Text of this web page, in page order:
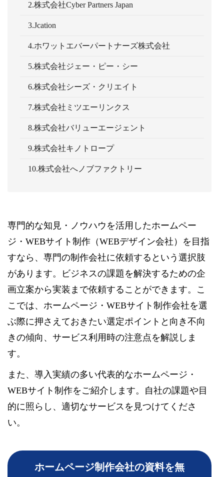
2.株式会社Cyber Partners Japan
3.Jcation
4.ホワットエバーパートナーズ株式会社
5.株式会社ジェー・ピー・シー
6.株式会社シーズ・クリエイト
7.株式会社ミツエーリンクス
8.株式会社バリューエージェント
9.株式会社キノトロープ
10.株式会社へノブファクトリー
専門的な知見・ノウハウを活用したホームペー
ジ・WEBサイト制作（WEBデザイン会社）を目指
すなら、専門の制作会社に依頼するという選択肢
があります。ビジネスの課題を解決するための企
画立案から実装まで依頼することができます。こ
こでは、ホームページ・WEBサイト制作会社を選
ぶ際に押さえておきたい選定ポイントと向き不向
きの傾向、サービス利用時の注意点を解説しま
す。
また、導入実績の多い代表的なホームページ・
WEBサイト制作をご紹介します。自社の課題や目
的に照らし、適切なサービスを見つけてくださ
い。
ホームページ制作会社の資料を無